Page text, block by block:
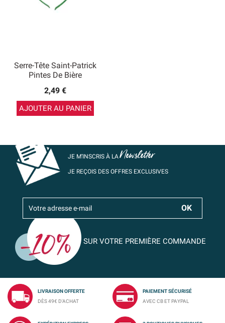
Serre-Tête Saint-Patrick
Pintes De Bière
2,49 €
AJOUTER AU PANIER
JE M’INSCRIS À LANewsletter
JE REÇOIS DES OFFRES EXCLUSIVES
SUR VOTRE PREMIÈRE COMMANDE
LIVRAISON OFFERTE
DÈS 49€ D'ACHAT
PAIEMENT SÉCURISÉ
AVEC CB ET PAYPAL